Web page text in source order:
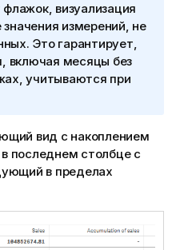
визуализация
измерений, не
Это гарантирует,
включая месяцы без
учитываются при
вид с накоплением
последнем столбце с
в пределах